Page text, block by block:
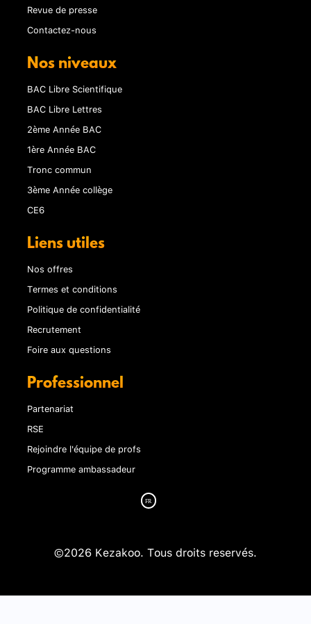
Revue de presse
Contactez-nous
Nos niveaux
BAC Libre Scientifique
BAC Libre Lettres
2ème Année BAC
1ère Année BAC
Tronc commun
3ème Année collège
CE6
Liens utiles
Nos offres
Termes et conditions
Politique de confidentialité
Recrutement
Foire aux questions
Professionnel
Partenariat
RSE
Rejoindre l'équipe de profs
Programme ambassadeur
©2026 Kezakoo. Tous droits reservés.